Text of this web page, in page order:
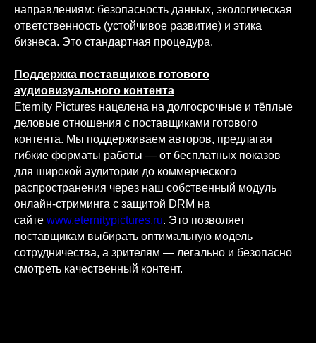
направлениям: безопасность данных, экологическая
ответственность (устойчивое развитие) и этика
бизнеса. Это стандартная процедура.
Поддержка поставщиков готового
аудиовизуального контента
Eternity Pictures нацелена на долгосрочные и тёплые
деловые отношения с поставщиками готового
контента. Мы поддерживаем авторов, предлагая
гибкие форматы работы — от бесплатных показов
для широкой аудитории до коммерческого
распространения через наш собственный модуль
онлайн-стриминга с защитой DRM на
сайте www.eternitypictures.ru. Это позволяет
поставщикам выбирать оптимальную модель
сотрудничества, а зрителям — легально и безопасно
смотреть качественный контент.